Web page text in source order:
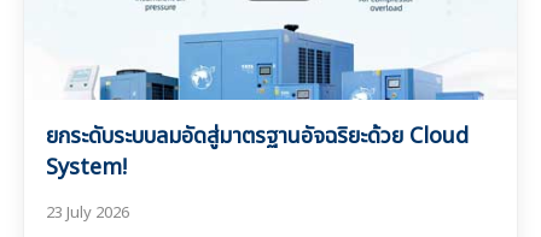
ยกระดับระบบลมอัดสู่มาตรฐานอัจฉริยะด้วย Cloud
System!
23 July 2026